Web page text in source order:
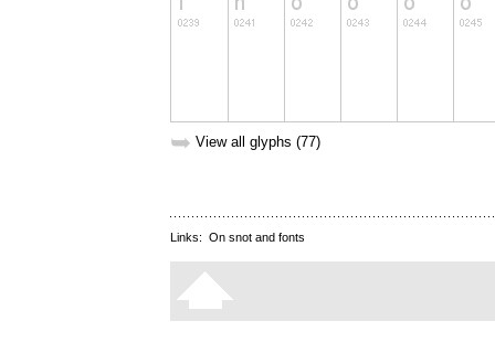
➥ View all glyphs (77)
Links: On snot and fonts